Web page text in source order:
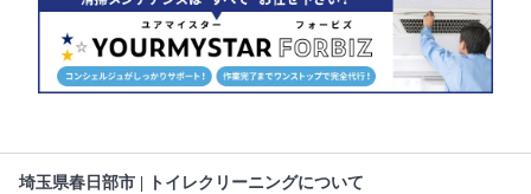
埼玉県春日部市 | トイレクリーニングについて